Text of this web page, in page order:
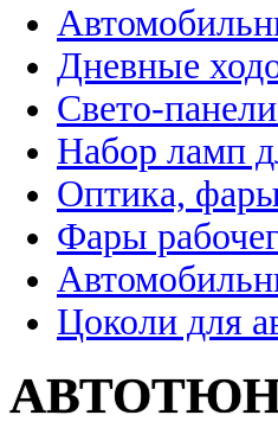
Дневные
Свето-
Набор ламп
Оптика,
Фары
Цоколи для